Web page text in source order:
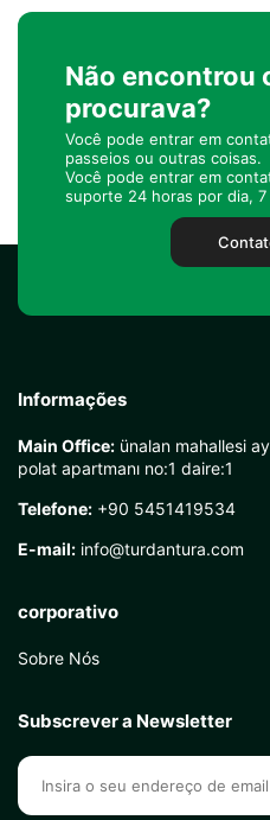
Não encontrou
procurava?
Você pode entrar em
passeios ou outras coisas.
Você pode entrar em
suporte 24 horas por dia, 7
Informações
Main Office: ünalan mahallesi
polat apartmanı no:1 daire:1
Telefone: +90 5451419534
E-mail: info@turdantura.com
corporativo
Sobre Nós
Subscrever a Newsletter